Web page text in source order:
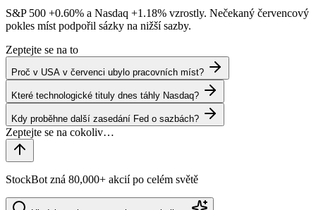
S&P 500 +0.60% a Nasdaq +1.18% vzrostly. Nečekaný červencový
pokles míst podpořil sázky na nižší sazby.
Zeptejte se na to
Proč v USA v červenci ubylo pracovních míst?
Které technologické tituly dnes táhly Nasdaq?
Kdy proběhne další zasedání Fed o sazbách?
StockBot zná 80,000+ akcií po celém světě